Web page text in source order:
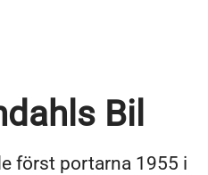
Bil
först portarna 1955 i